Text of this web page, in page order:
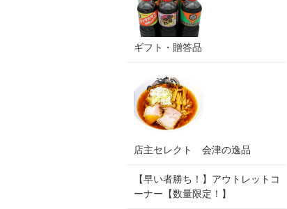
ギフト・贈答品
店主セレクト 会津の逸品
【早い者勝ち！】アウトレットコ
ーナー【数量限定！】